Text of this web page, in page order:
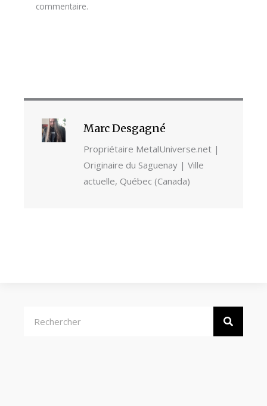
commentaire.
Marc Desgagné
Propriétaire MetalUniverse.net |
Originaire du Saguenay | Ville
actuelle, Québec (Canada)